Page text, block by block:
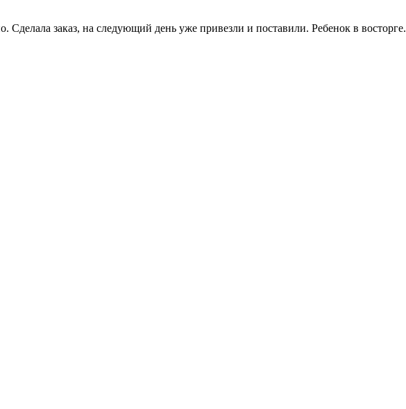
заказ, на следующий день уже привезли и поставили. Ребенок в восторге.